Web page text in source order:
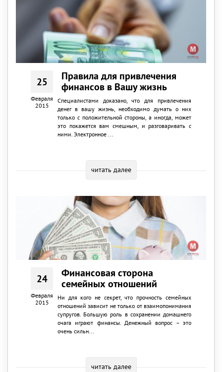
25
Февраля
2015
Правила для привлечения
финансов в Вашу жизнь
Специалистами доказано, что для привлечения
денег в вашу жизнь, необходимо думать о них
только с положительной стороны, а иногда, может
это покажется вам смешным, и разговаривать с
ними. Электронное ...
читать далее
24
Февраля
2015
Финансовая сторона
семейных отношений
Ни для кого не секрет, что прочность семейных
отношений зависит не только от взаимопонимания
супругов. Большую роль в сохранении домашнего
очага играют финансы. Денежный вопрос – это
очень сильн...
читать далее